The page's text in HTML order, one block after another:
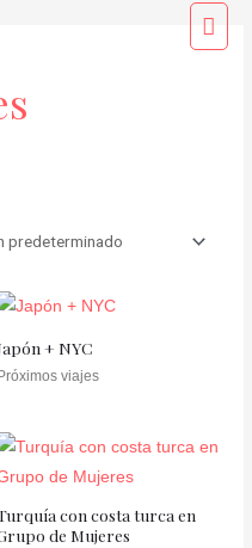
+ NYC
Próximos viajes
con costa turca en
de Mujeres